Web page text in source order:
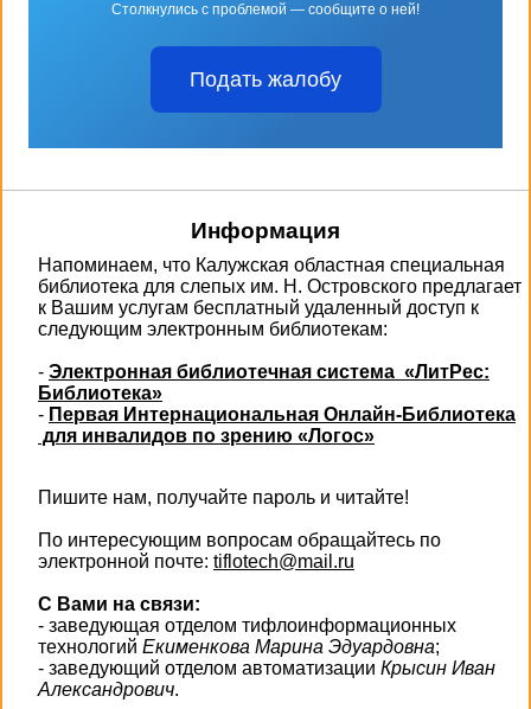
Столкнулись с проблемой — сообщите о ней!
Подать жалобу
Информация
Напоминаем, что Калужская областная специальная
библиотека для слепых им. Н. Островского предлагает
к Вашим услугам бесплатный удаленный доступ к
следующим электронным библиотекам:
- Электронная библиотечная система «ЛитРес:
Библиотека»
- Первая Интернациональная Онлайн-Библиотека
для инвалидов по зрению «Логос»
Пишите нам, получайте пароль и читайте!
По интересующим вопросам обращайтесь по
электронной почте: tiflotech@mail.ru
С Вами на связи:
- заведующая отделом тифлоинформационных
технологий Екименкова Марина Эдуардовна;
- заведующий отделом автоматизации Крысин Иван
Александрович.